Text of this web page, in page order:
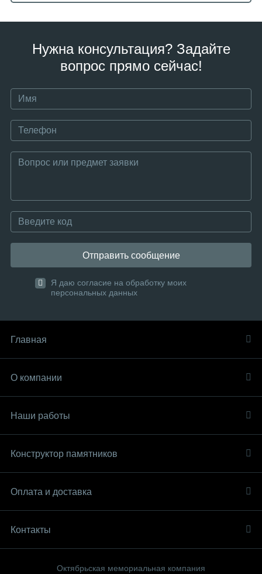
Нужна консультация? Задайте
вопрос прямо сейчас!
Отправить сообщение
Я даю согласие на обработку моих
персональных данных
Главная
О компании
Наши работы
Конструктор памятников
Оплата и доставка
Контакты
Октябрьская мемориальная компания